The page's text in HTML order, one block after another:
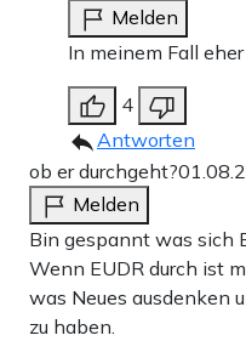
Melden
In meinem Fall
4
Antworten
ob er durchgeht?
Melden
Bin gespannt was sich
Wenn EUDR durch ist
was Neues ausdenken
zu haben.